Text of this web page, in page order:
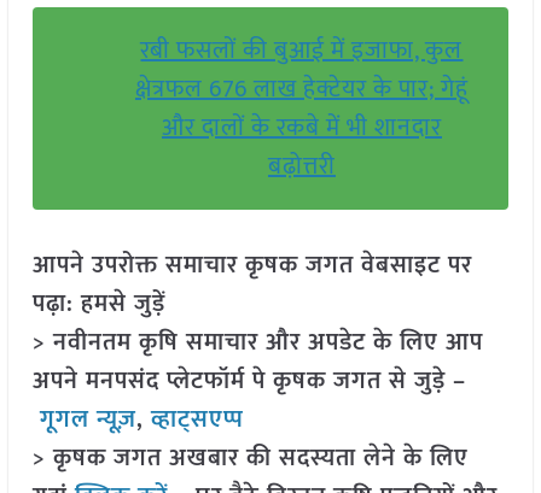
रबी फसलों की बुआई में इजाफा, कुल
क्षेत्रफल 676 लाख हेक्टेयर के पार; गेहूं
और दालों के रकबे में भी शानदार
बढ़ोत्तरी
आपने उपरोक्त समाचार कृषक जगत वेबसाइट पर
पढ़ा: हमसे जुड़ें
> नवीनतम कृषि समाचार और अपडेट के लिए आप
अपने मनपसंद प्लेटफॉर्म पे कृषक जगत से जुड़े –
गूगल न्यूज़,व्हाट्सएप्प
> कृषक जगत अखबार की सदस्यता लेने के लिए